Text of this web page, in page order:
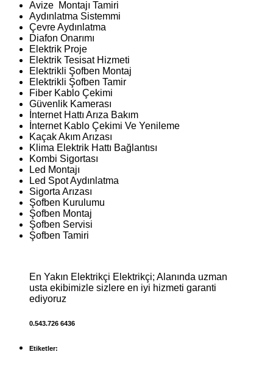
Avize Montajı Tamiri
Aydınlatma Sistemmi
Çevre Aydınlatma
Diafon Onarımı
Elektrik Proje
Elektrik Tesisat Hizmeti
Elektrikli Şofben Montaj
Elektrikli Şofben Tamir
Fiber Kablo Çekimi
Güvenlik Kamerası
İnternet Hattı Arıza Bakım
İnternet Kablo Çekimi Ve Yenileme
Kaçak Akım Arızası
Klima Elektrik Hattı Bağlantısı
Kombi Sigortası
Led Montajı
Led Spot Aydınlatma
Sigorta Arızası
Şofben Kurulumu
Şofben Montaj
Şofben Servisi
Şofben Tamiri
En Yakın Elektrikçi Elektrikçi; Alanında uzman
usta ekibimizle sizlere en iyi hizmeti garanti
ediyoruz
0.543.726 6436
Etiketler: